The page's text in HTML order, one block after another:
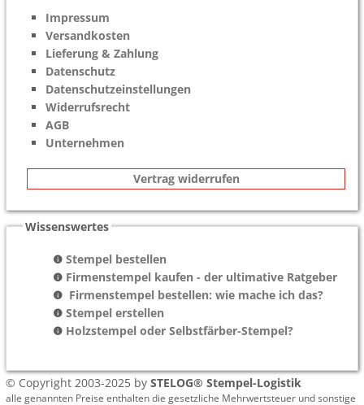
Impressum
Versandkosten
Lieferung & Zahlung
Datenschutz
Datenschutzeinstellungen
Widerrufsrecht
AGB
Unternehmen
Vertrag widerrufen
Wissenswertes
Stempel bestellen
Firmenstempel kaufen - der ultimative Ratgeber
Firmenstempel bestellen: wie mache ich das?
Stempel erstellen
Holzstempel oder Selbstfärber-Stempel?
© Copyright 2003-2025 bySTELOG® Stempel-Logistik
alle genannten Preise enthalten die gesetzliche Mehrwertsteuer und sonstige